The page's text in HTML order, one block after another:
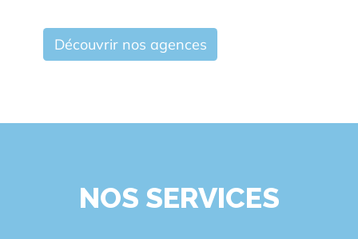
Découvrir nos agences
NOS SERVICES